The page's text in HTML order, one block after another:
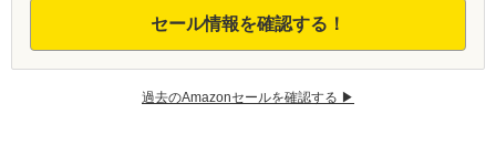
セール情報を確認する！
過去のAmazonセールを確認する ▶︎